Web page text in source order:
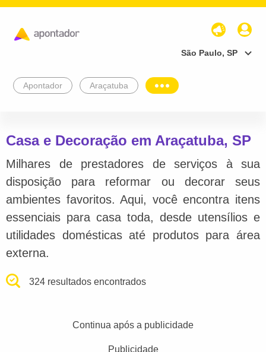
São Paulo, SP
Apontador Araçatuba
Casa e Decoração em Araçatuba, SP
Milhares de prestadores de serviços à sua
disposição para reformar ou decorar seus
ambientes favoritos. Aqui, você encontra itens
essenciais para casa toda, desde utensílios e
utilidades domésticas até produtos para área
externa.
324 resultados encontrados
Continua após a publicidade
Publicidade